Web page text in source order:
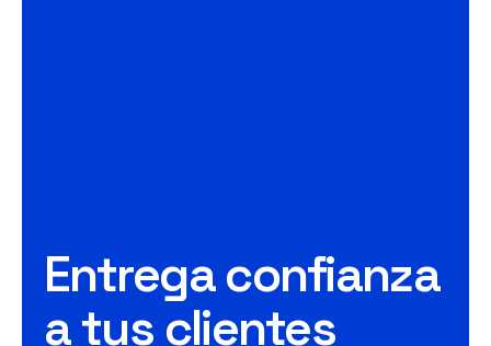
Entrega confianza
a tus clientes